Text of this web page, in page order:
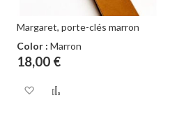
Margaret, porte-clés marron
Color : Marron
18,00 €
Ajouter